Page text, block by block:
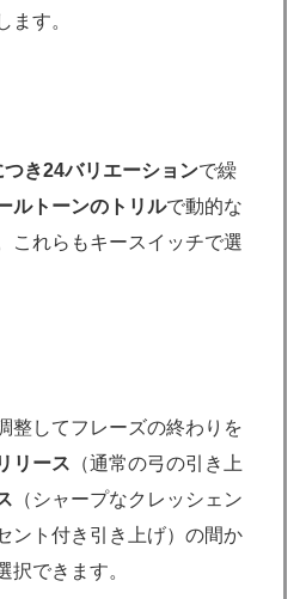
ます。
つき24バリエーションで繰
ルトーンのトリルで動的な
これらもキースイッチで選
整してフレーズの終わりを
リース （通常の弓の引き上
（シャープなクレッシェン
ント付き引き上げ）の間か
択できます。